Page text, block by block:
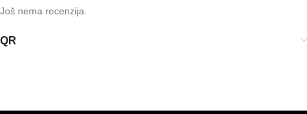
Još nema recenzija.
QR